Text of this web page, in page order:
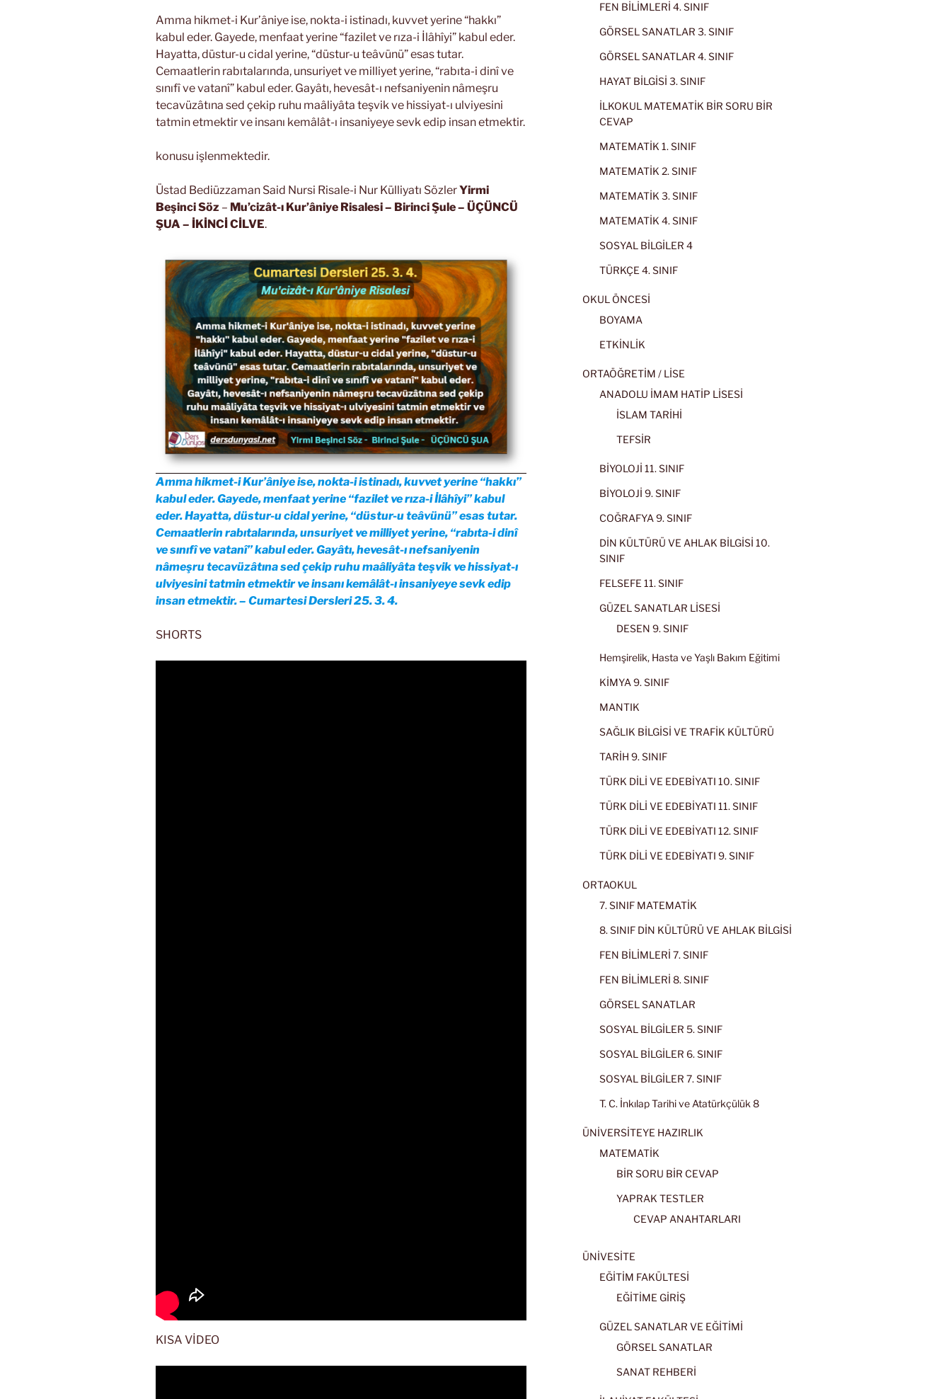
Amma hikmet-i Kur’âniye ise, nokta-i istinadı, kuvvet yerine “hakkı”
kabul eder. Gayede, menfaat yerine “fazilet ve rıza-i İlâhîyi” kabul eder.
Hayatta, düstur-u cidal yerine, “düstur-u teâvünü” esas tutar.
Cemaatlerin rabıtalarında, unsuriyet ve milliyet yerine, “rabıta-i dinî ve
sınıfî ve vatanî” kabul eder. Gayâtı, hevesât-ı nefsaniyenin nâmeşru
tecavüzâtına sed çekip ruhu maâliyâta teşvik ve hissiyat-ı ulviyesini
tatmin etmektir ve insanı kemâlât-ı insaniyeye sevk edip insan etmektir.
konusu işlenmektedir.
Üstad Bediüzzaman Said Nursi Risale-i Nur Külliyatı SözlerYirmi
Beşinci Söz – Mu’cizât-ı Kur’âniye Risalesi– Birinci Şule – ÜÇÜNCÜ
ŞUA – İKİNCİ CİLVE.
Amma hikmet-i Kur’âniye ise, nokta-i istinadı, kuvvet yerine “hakkı”
kabul eder. Gayede, menfaat yerine “fazilet ve rıza-i İlâhîyi” kabul
eder. Hayatta, düstur-u cidal yerine, “düstur-u teâvünü” esas tutar.
Cemaatlerin rabıtalarında, unsuriyet ve milliyet yerine, “rabıta-i dinî
ve sınıfî ve vatanî” kabul eder. Gayâtı, hevesât-ı nefsaniyenin
nâmeşru tecavüzâtına sed çekip ruhu maâliyâta teşvik ve hissiyat-ı
ulviyesini tatmin etmektir ve insanı kemâlât-ı insaniyeye sevk edip
insan etmektir. – Cumartesi Dersleri 25. 3. 4.
SHORTS
KISA VİDEO
FEN BİLİMLERİ 4. SINIF
GÖRSEL SANATLAR 3. SINIF
GÖRSEL SANATLAR 4. SINIF
HAYAT BİLGİSİ 3. SINIF
İLKOKUL MATEMATİK BİR SORU BİR
CEVAP
MATEMATİK 1. SINIF
MATEMATİK 2. SINIF
MATEMATİK 3. SINIF
MATEMATİK 4. SINIF
SOSYAL BİLGİLER 4
TÜRKÇE 4. SINIF
OKUL ÖNCESİ
BOYAMA
ETKİNLİK
ORTAÖĞRETİM / LİSE
ANADOLU İMAM HATİP LİSESİ
İSLAM TARİHİ
TEFSİR
BİYOLOJİ 11. SINIF
BİYOLOJİ 9. SINIF
COĞRAFYA 9. SINIF
DİN KÜLTÜRÜ VE AHLAK BİLGİSİ 10.
SINIF
FELSEFE 11. SINIF
GÜZEL SANATLAR LİSESİ
DESEN 9. SINIF
Hemşirelik, Hasta ve Yaşlı Bakım Eğitimi
KİMYA 9. SINIF
MANTIK
SAĞLIK BİLGİSİ VE TRAFİK KÜLTÜRÜ
TARİH 9. SINIF
TÜRK DİLİ VE EDEBİYATI 10. SINIF
TÜRK DİLİ VE EDEBİYATI 11. SINIF
TÜRK DİLİ VE EDEBİYATI 12. SINIF
TÜRK DİLİ VE EDEBİYATI 9. SINIF
ORTAOKUL
7. SINIF MATEMATİK
8. SINIF DİN KÜLTÜRÜ VE AHLAK BİLGİSİ
FEN BİLİMLERİ 7. SINIF
FEN BİLİMLERİ 8. SINIF
GÖRSEL SANATLAR
SOSYAL BİLGİLER 5. SINIF
SOSYAL BİLGİLER 6. SINIF
SOSYAL BİLGİLER 7. SINIF
T. C. İnkılap Tarihi ve Atatürkçülük 8
ÜNİVERSİTEYE HAZIRLIK
MATEMATİK
BİR SORU BİR CEVAP
YAPRAK TESTLER
CEVAP ANAHTARLARI
ÜNİVESİTE
EĞİTİM FAKÜLTESİ
EĞİTİME GİRİŞ
GÜZEL SANATLAR VE EĞİTİMİ
GÖRSEL SANATLAR
SANAT REHBERİ